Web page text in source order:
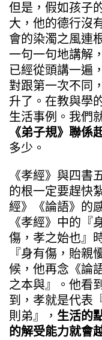
但是，假如孩子
大，他的德行沒
會的染濁之風連
一句一句地講解
已經從頭講一遍
對跟第一次不同
升了。在教與學
生活事例。我們
《弟子規》聯係
多少。
《孝經》與四書
的根一定要趕快
經》《論語》的
《孝經》中的『
傷，孝之始也』
『身有傷，貽親
候，他再念《論
之本與』。他看
到，孝就是代表
則弟』， 生活的
的解受能力就會